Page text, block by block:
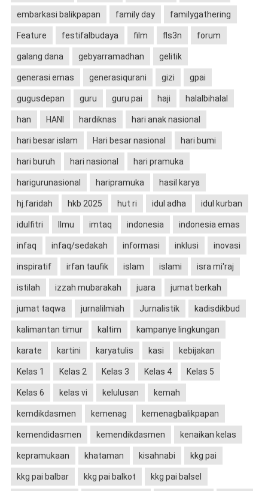
embarkasi balikpapan family day familygathering
Feature festifalbudaya film fls3n forum
galang dana gebyarramadhan gelitik
generasi emas generasiqurani gizi gpai
gugusdepan guru guru pai haji halalbihalal
han HANI hardiknas hari anak nasional
hari besar islam Hari besar nasional hari bumi
hari buruh hari nasional hari pramuka
harigurunasional haripramuka hasil karya
hj.faridah hkb 2025 hut ri idul adha idul kurban
idulfitri Ilmu imtaq indonesia indonesia emas
infaq infaq/sedakah informasi inklusi inovasi
inspiratif irfan taufik islam islami isra mi'raj
istilah izzah mubarakah juara jumat berkah
jumat taqwa jurnalilmiah Jurnalistik kadisdikbud
kalimantan timur kaltim kampanye lingkungan
karate kartini karyatulis kasi kebijakan
Kelas 1 Kelas 2 Kelas 3 Kelas 4 Kelas 5
Kelas 6 kelas vi kelulusan kemah
kemdikdasmen kemenag kemenagbalikpapan
kemendidasmen kemendikdasmen kenaikan kelas
kepramukaan khataman kisahnabi kkg pai
kkg pai balbar kkg pai balkot kkg pai balsel